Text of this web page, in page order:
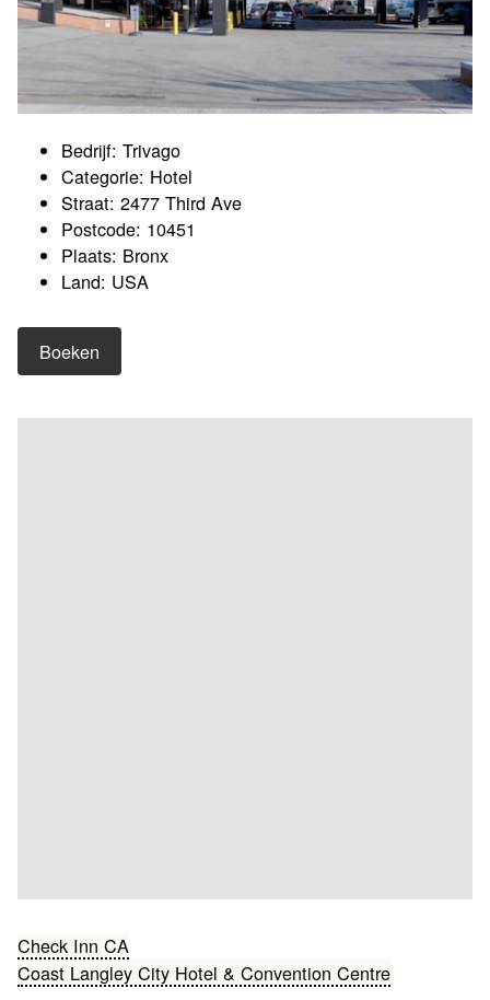
Bedrijf: Trivago
Categorie: Hotel
Straat: 2477 Third Ave
Postcode: 10451
Plaats: Bronx
Land: USA
Boeken
Bericht
navigatie
Check Inn CA
Coast Langley City Hotel & Convention Centre